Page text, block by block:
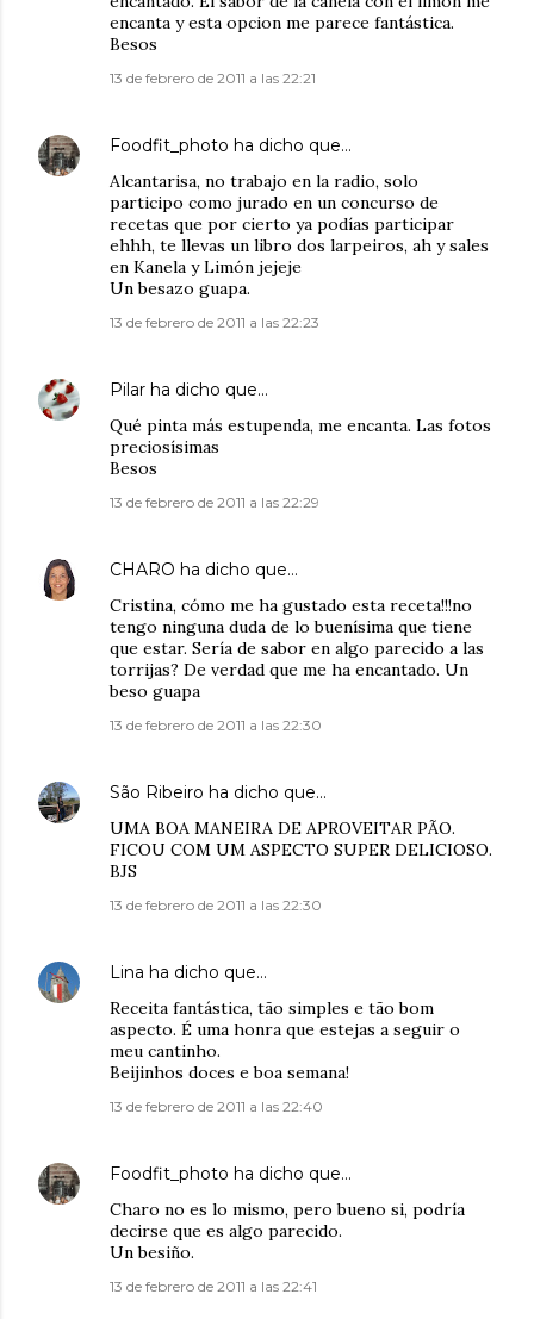
encanta y esta opcion me parece fantástica.
Besos
13 de febrero de 2011 a las 22:21
Foodfit_photo ha dicho que…
Alcantarisa, no trabajo en la radio, solo
participo como jurado en un concurso de
recetas que por cierto ya podías participar
ehhh, te llevas un libro dos larpeiros, ah y sales
en Kanela y Limón jejeje
Un besazo guapa.
13 de febrero de 2011 a las 22:23
Pilar ha dicho que…
Qué pinta más estupenda, me encanta. Las fotos
preciosísimas
Besos
13 de febrero de 2011 a las 22:29
CHARO ha dicho que…
Cristina, cómo me ha gustado esta receta!!!no
tengo ninguna duda de lo buenísima que tiene
que estar. Sería de sabor en algo parecido a las
torrijas? De verdad que me ha encantado. Un
beso guapa
13 de febrero de 2011 a las 22:30
São Ribeiro ha dicho que…
UMA BOA MANEIRA DE APROVEITAR PÃO.
FICOU COM UM ASPECTO SUPER DELICIOSO.
BJS
13 de febrero de 2011 a las 22:30
Lina ha dicho que…
Receita fantástica, tão simples e tão bom
aspecto. É uma honra que estejas a seguir o
meu cantinho.
Beijinhos doces e boa semana!
13 de febrero de 2011 a las 22:40
Foodfit_photo ha dicho que…
Charo no es lo mismo, pero bueno si, podría
decirse que es algo parecido.
Un besiño.
13 de febrero de 2011 a las 22:41